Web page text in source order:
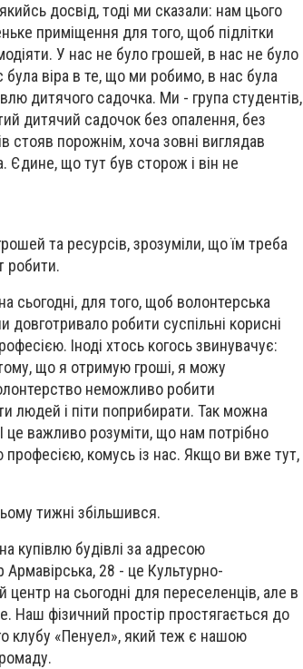
досвід, тоді ми сказали: нам цього
приміщення для того, щоб підлітки
У нас не було грошей, в нас не було
віра в те, що ми робимо, в нас була
дитячого садочка. Ми - група студентів,
дитячий садочок без опалення, без
стояв порожнім, хоча зовні виглядав
Єдине, що тут був сторож і він не
та ресурсів, зрозуміли, що їм треба
робити.
сьогодні, для того, щоб волонтерська
робити суспільні корисні
Іноді хтось когось звинувачує:
що я отримую гроші, я можу
неможливо робити
людей і піти поприбирати. Так можна
це важливо розуміти, що нам потрібно
професією, комусь із нас. Якщо ви вже тут,
тижні збільшився.
купівлю будівлі за адресою
28 - це Культурно-
центр на сьогодні для переселенців, але в
Наш фізичний простір простягається до
клубу «Пенуел», який теж є нашою